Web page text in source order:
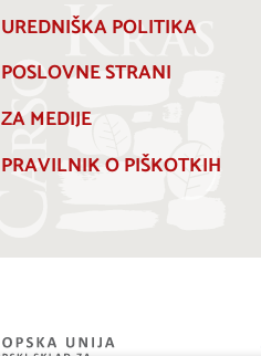
UREDNIŠKA POLITIKA
POSLOVNE STRANI
ZA MEDIJE
PRAVILNIK O PIŠKOTKIH